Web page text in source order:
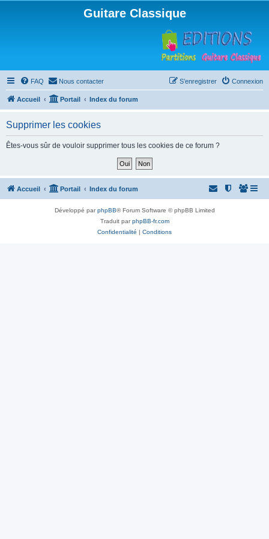
Guitare Classique
FAQ Nous contacter Connexion
S’enregistrer
Accueil Portail Index du forum
Supprimer les cookies
Êtes-vous sûr de vouloir supprimer tous les cookies de ce forum ?
Accueil Portail Index du forum
Développé parphpBB® Forum Software © phpBB Limited
Traduit parphpBB-fr.com
Confidentialité | Conditions